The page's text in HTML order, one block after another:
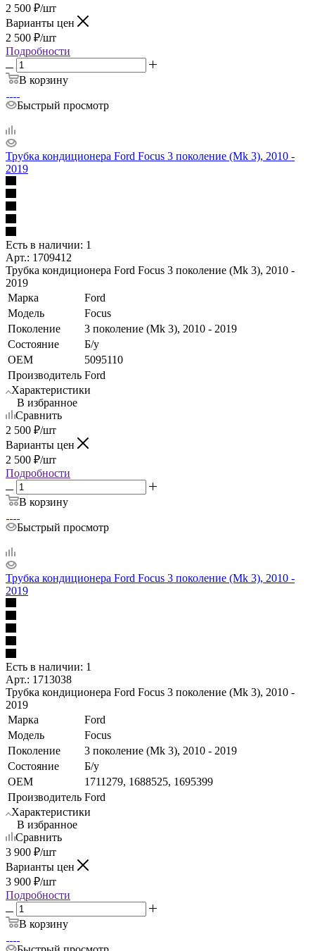
2 500 ₽/шт
Варианты цен
2 500 ₽/шт
Подробности
В корзину
Быстрый просмотр
Трубка кондиционера Ford Focus 3 поколение (Mk 3), 2010 -
2019
Есть в наличии: 1
Арт.: 1709412
Трубка кондиционера Ford Focus 3 поколение (Mk 3), 2010 -
2019
Марка
Ford
Модель
Focus
Поколение
3 поколение (Mk 3), 2010 - 2019
Состояние
Б/у
OEM
5095110
Производитель Ford
Характеристики
В избранное
Сравнить
2 500 ₽/шт
Варианты цен
2 500 ₽/шт
Подробности
В корзину
Быстрый просмотр
Трубка кондиционера Ford Focus 3 поколение (Mk 3), 2010 -
2019
Есть в наличии: 1
Арт.: 1713038
Трубка кондиционера Ford Focus 3 поколение (Mk 3), 2010 -
2019
Марка
Ford
Модель
Focus
Поколение
3 поколение (Mk 3), 2010 - 2019
Состояние
Б/у
OEM
1711279, 1688525, 1695399
Производитель Ford
Характеристики
В избранное
Сравнить
3 900 ₽/шт
Варианты цен
3 900 ₽/шт
Подробности
В корзину